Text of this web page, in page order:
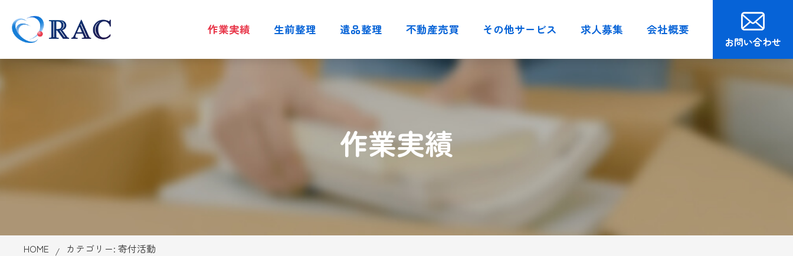
作業実績 生前整理 遺品整理 不動産売買 その他サービス 求人募集 会社概要
お問い合わせ
作業実績
HOME カテゴリー:寄付活動